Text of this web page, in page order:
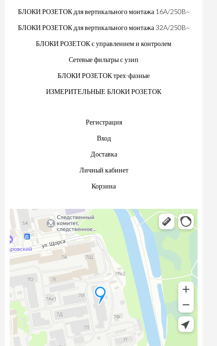
БЛОКИ РОЗЕТОК для вертикального монтажа 16A/250B~
БЛОКИ РОЗЕТОК для вертикального монтажа 32A/250B~
БЛОКИ РОЗЕТОК с управлением и контролем
Сетевые фильтры с узип
БЛОКИ РОЗЕТОК трех-фазные
ИЗМЕРИТЕЛЬНЫЕ БЛОКИ РОЗЕТОК
Регистрация
Вход
Доставка
Личный кабинет
Корзина